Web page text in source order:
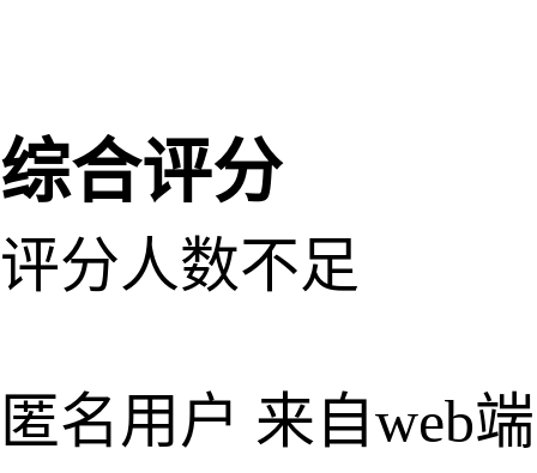
综合评分
评分人数不足
匿名用户 来自web端